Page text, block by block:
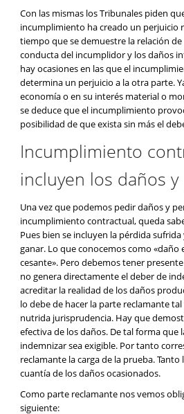
Con las mismas los Tribunales piden
incumplimiento ha creado un perjuicio
tiempo que se demuestre la relación de
conducta del incumplidor y los daños
hay ocasiones en las que el
determina un perjuicio a la otra parte.
economía o en su interés material o
se deduce que el incumplimiento
posibilidad de que exista sin más el
Incumplimiento
incluyen los daños
Una vez que podemos pedir daños y
incumplimiento contractual, queda
Pues bien se incluyen la pérdida
ganar. Lo que conocemos como «daño
cesante». Pero debemos tener
no genera directamente el deber de
acreditar la realidad de los daños
lo debe de hacer la parte reclamante
nutrida jurisprudencia. Hay que
efectiva de los daños. De tal forma que
indemnizar sea exigible. Por tanto
reclamante la carga de la prueba.
cuantía de los daños ocasionados.
Como parte reclamante nos vemos
siguiente: